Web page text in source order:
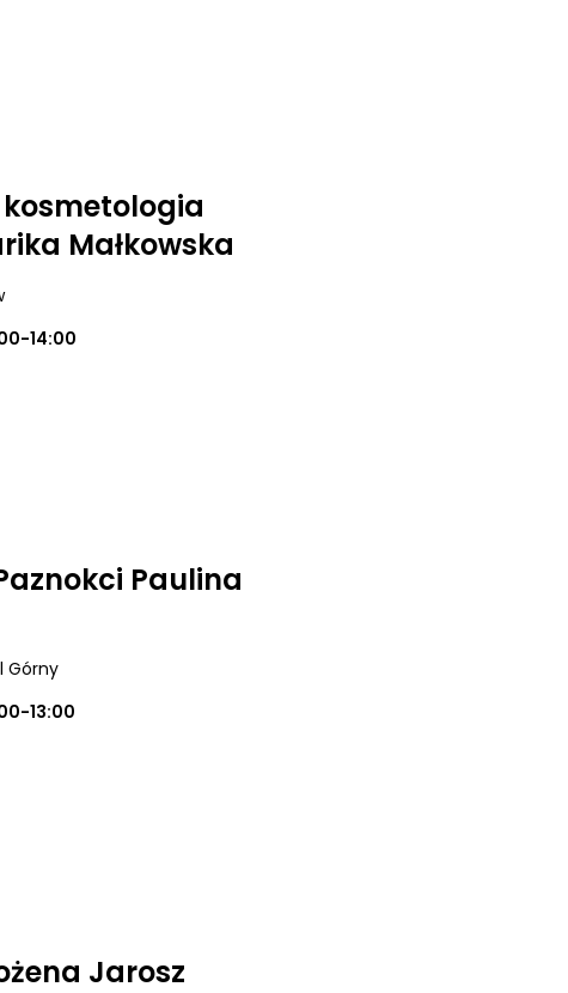
kosmetologia
Małkowska
14:00
Paulina
Górny
13:00
Jarosz